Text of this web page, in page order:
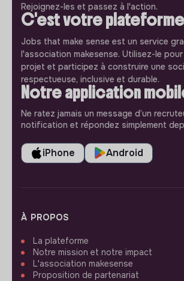
Rejoignez-les et passez à l'action.
C'est votre plateforme
Jobs that make sense est un service
l'association makesense. Utilisez-le
projet et participez à construire une
respectueuse, inclusive et durable.
Notre application
Ne ratez jamais un message d’un
notification et répondez simplement
iPhone Android
À PROPOS
La plateforme
Notre mission et notre impact
L'association makesense
Proposition de partenariat